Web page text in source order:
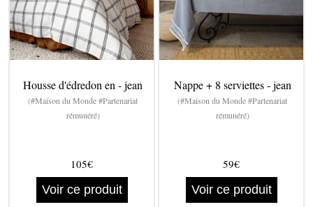
Housse d'édredon en - jean
(#Maison du Monde #Partenariat
rémunéré)
105€
Voir ce produit
Nappe + 8 serviettes - jean
(#Maison du Monde #Partenariat
rémunéré)
59€
Voir ce produit